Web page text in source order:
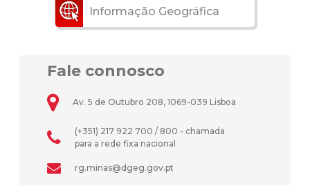
Informação Geográfica
Fale connosco
Av. 5 de Outubro 208, 1069-039 Lisboa
(+351) 217 922 700 / 800 - chamada
para a rede fixa nacional
rg.minas@dgeg.gov.pt